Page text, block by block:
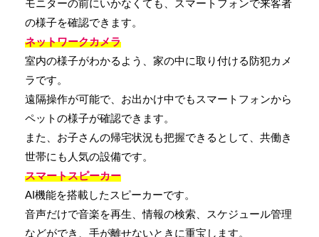
モニターの前にいかなくても、スマートフォンで来客者
の様子を確認できます。
ネットワークカメラ
室内の様子がわかるよう、家の中に取り付ける防犯カメ
ラです。
遠隔操作が可能で、お出かけ中でもスマートフォンから
ペットの様子が確認できます。
また、お子さんの帰宅状況も把握できるとして、共働き
世帯にも人気の設備です。
スマートスピーカー
AI機能を搭載したスピーカーです。
音声だけで音楽を再生、情報の検索、スケジュール管理
などができ、手が離せないときに重宝します。